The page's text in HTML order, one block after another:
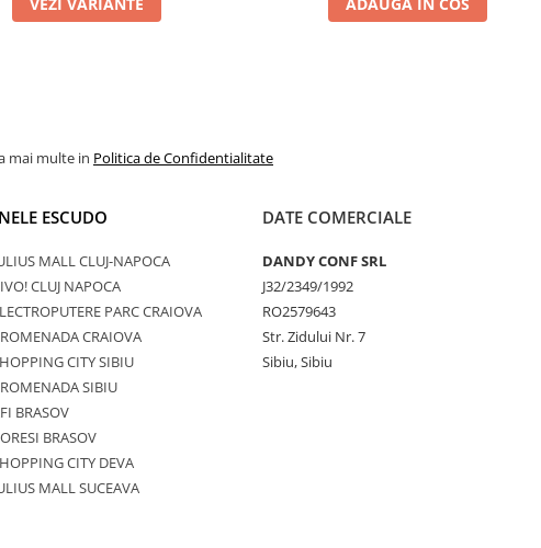
mai multe in Politica de Confidentialitate
ESCUDO
MALL CLUJ-NAPOCA
CLUJ NAPOCA
PARC CRAIOVA
CRAIOVA
CITY SIBIU
SIBIU
BRASOV
BRASOV
CITY DEVA
MALL SUCEAVA
DATE COMERCIALE
DANDY CONF SRL
J32/2349/1992
RO2579643
Str. Zidului Nr. 7
Sibiu, Sibiu